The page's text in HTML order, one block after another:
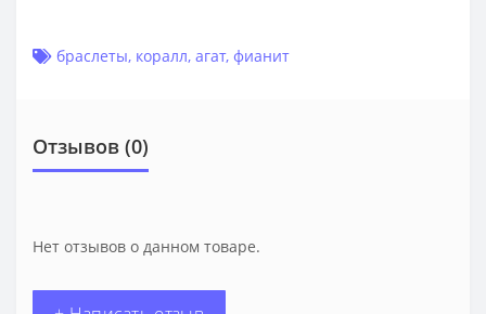
браслеты, коралл, агат, фианит
Отзывов (0)
Нет отзывов о данном товаре.